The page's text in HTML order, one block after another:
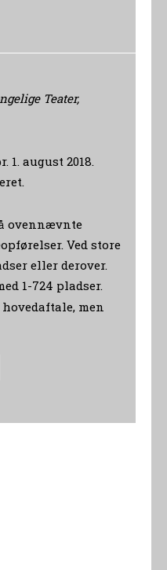
Teater,
1. august 2018.
ovennævnte
Ved store
eller derover.
1-724 pladser.
men